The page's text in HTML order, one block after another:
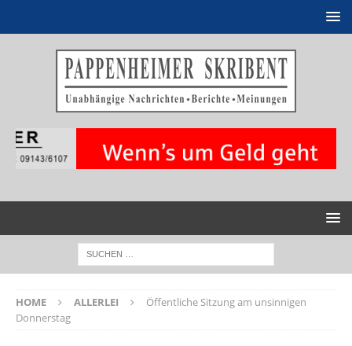
HOME ALLERLEI
Öffentliche Sitzung am unsinnigen
Donnerstag